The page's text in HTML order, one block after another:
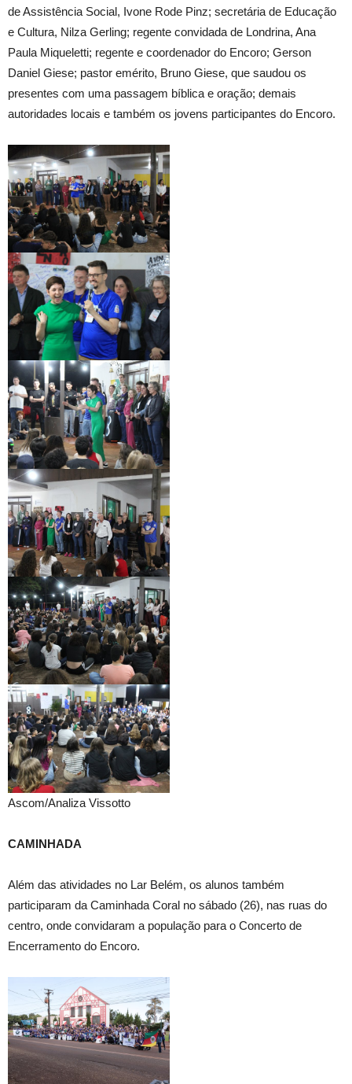
de Assistência Social, Ivone Rode Pinz; secretária de Educação
e Cultura, Nilza Gerling; regente convidada de Londrina, Ana
Paula Miqueletti; regente e coordenador do Encoro; Gerson
Daniel Giese; pastor emérito, Bruno Giese, que saudou os
presentes com uma passagem bíblica e oração; demais
autoridades locais e também os jovens participantes do Encoro.
Ascom/Analiza Vissotto
CAMINHADA
Além das atividades no Lar Belém, os alunos também
participaram da Caminhada Coral no sábado (26), nas ruas do
centro, onde convidaram a população para o Concerto de
Encerramento do Encoro.